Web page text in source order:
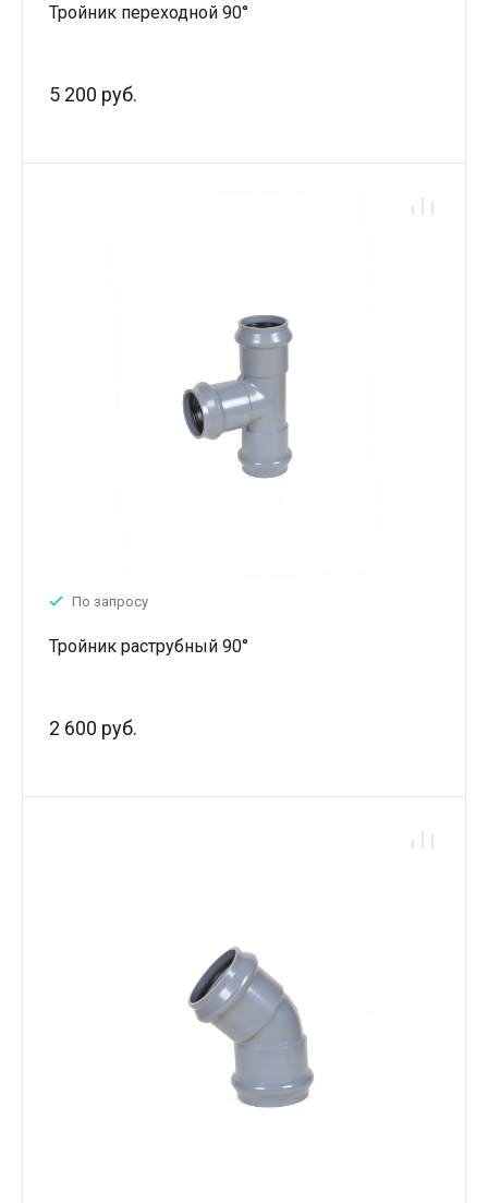
Тройник переходной 90°
5 200 руб.
По запросу
Тройник раструбный 90°
2 600 руб.